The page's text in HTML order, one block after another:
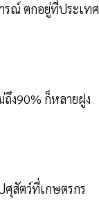
รณ์ ตกอยู่ที่ประเทศ
ง90% ก็หลายฝูง
ศุสัตว์ที่เกษตรกร